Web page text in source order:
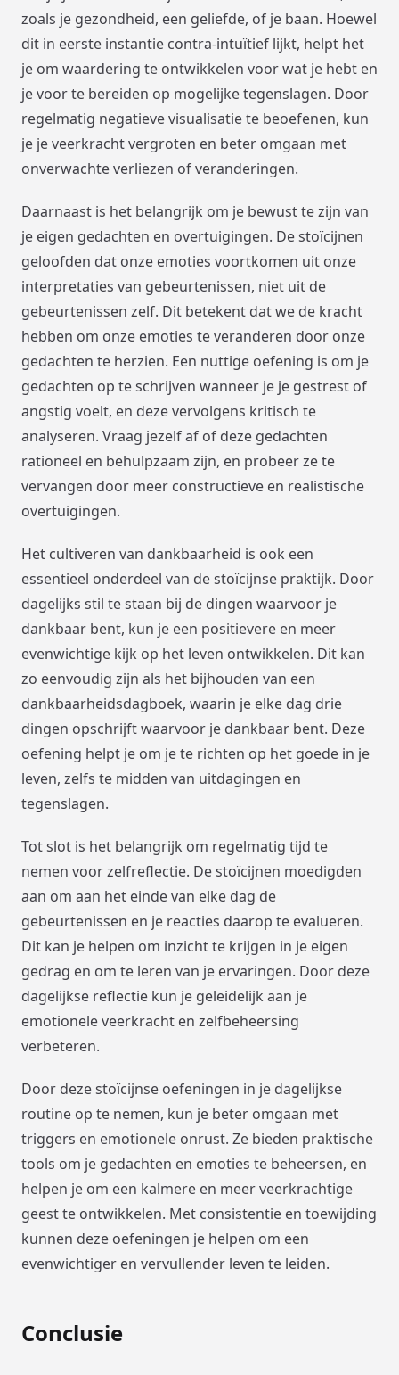
zoals je gezondheid, een geliefde, of je baan. Hoewel
dit in eerste instantie contra-intuïtief lijkt, helpt het
je om waardering te ontwikkelen voor wat je hebt en
je voor te bereiden op mogelijke tegenslagen. Door
regelmatig negatieve visualisatie te beoefenen, kun
je je veerkracht vergroten en beter omgaan met
onverwachte verliezen of veranderingen.
Daarnaast is het belangrijk om je bewust te zijn van
je eigen gedachten en overtuigingen. De stoïcijnen
geloofden dat onze emoties voortkomen uit onze
interpretaties van gebeurtenissen, niet uit de
gebeurtenissen zelf. Dit betekent dat we de kracht
hebben om onze emoties te veranderen door onze
gedachten te herzien. Een nuttige oefening is om je
gedachten op te schrijven wanneer je je gestrest of
angstig voelt, en deze vervolgens kritisch te
analyseren. Vraag jezelf af of deze gedachten
rationeel en behulpzaam zijn, en probeer ze te
vervangen door meer constructieve en realistische
overtuigingen.
Het cultiveren van dankbaarheid is ook een
essentieel onderdeel van de stoïcijnse praktijk. Door
dagelijks stil te staan bij de dingen waarvoor je
dankbaar bent, kun je een positievere en meer
evenwichtige kijk op het leven ontwikkelen. Dit kan
zo eenvoudig zijn als het bijhouden van een
dankbaarheidsdagboek, waarin je elke dag drie
dingen opschrijft waarvoor je dankbaar bent. Deze
oefening helpt je om je te richten op het goede in je
leven, zelfs te midden van uitdagingen en
tegenslagen.
Tot slot is het belangrijk om regelmatig tijd te
nemen voor zelfreflectie. De stoïcijnen moedigden
aan om aan het einde van elke dag de
gebeurtenissen en je reacties daarop te evalueren.
Dit kan je helpen om inzicht te krijgen in je eigen
gedrag en om te leren van je ervaringen. Door deze
dagelijkse reflectie kun je geleidelijk aan je
emotionele veerkracht en zelfbeheersing
verbeteren.
Door deze stoïcijnse oefeningen in je dagelijkse
routine op te nemen, kun je beter omgaan met
triggers en emotionele onrust. Ze bieden praktische
tools om je gedachten en emoties te beheersen, en
helpen je om een kalmere en meer veerkrachtige
geest te ontwikkelen. Met consistentie en toewijding
kunnen deze oefeningen je helpen om een
evenwichtiger en vervullender leven te leiden.
Conclusie